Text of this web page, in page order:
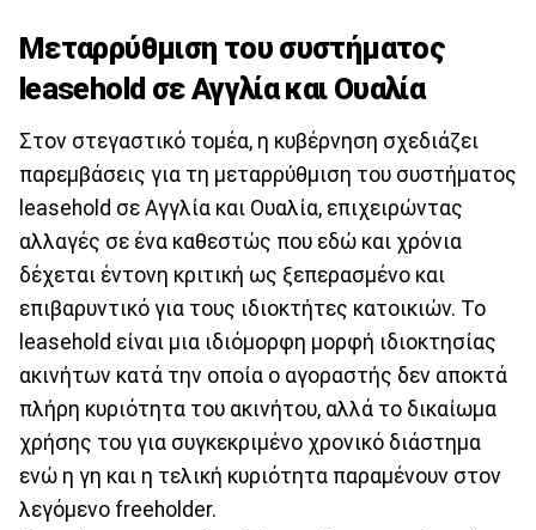
Μεταρρύθμιση του συστήματος
leasehold σε Αγγλία και Ουαλία
Στον στεγαστικό τομέα, η κυβέρνηση σχεδιάζει
παρεμβάσεις για τη μεταρρύθμιση του συστήματος
leasehold σε Αγγλία και Ουαλία, επιχειρώντας
αλλαγές σε ένα καθεστώς που εδώ και χρόνια
δέχεται έντονη κριτική ως ξεπερασμένο και
επιβαρυντικό για τους ιδιοκτήτες κατοικιών. Το
leasehold είναι μια ιδιόμορφη μορφή ιδιοκτησίας
ακινήτων κατά την οποία ο αγοραστής δεν αποκτά
πλήρη κυριότητα του ακινήτου, αλλά το δικαίωμα
χρήσης του για συγκεκριμένο χρονικό διάστημα
ενώ η γη και η τελική κυριότητα παραμένουν στον
λεγόμενο freeholder.